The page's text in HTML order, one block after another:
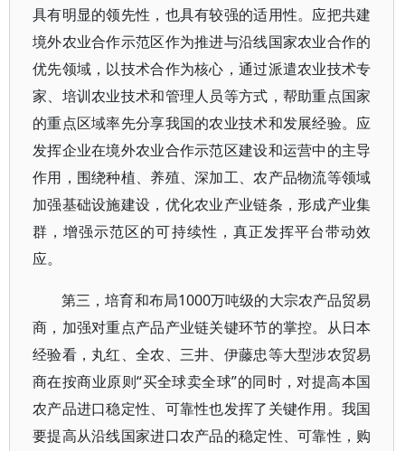
具有明显的领先性，也具有较强的适用性。应把共建
境外农业合作示范区作为推进与沿线国家农业合作的
优先领域，以技术合作为核心，通过派遣农业技术专
家、培训农业技术和管理人员等方式，帮助重点国家
的重点区域率先分享我国的农业技术和发展经验。应
发挥企业在境外农业合作示范区建设和运营中的主导
作用，围绕种植、养殖、深加工、农产品物流等领域
加强基础设施建设，优化农业产业链条，形成产业集
群，增强示范区的可持续性，真正发挥平台带动效
应。
第三，培育和布局1000万吨级的大宗农产品贸易
商，加强对重点产品产业链关键环节的掌控。从日本
经验看，丸红、全农、三井、伊藤忠等大型涉农贸易
商在按商业原则“买全球卖全球”的同时，对提高本国
农产品进口稳定性、可靠性也发挥了关键作用。我国
要提高从沿线国家进口农产品的稳定性、可靠性，购